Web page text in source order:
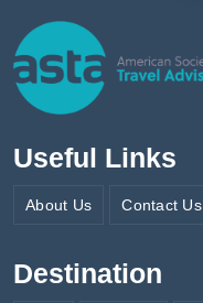
Useful Links
About Us Contact Us
Destination